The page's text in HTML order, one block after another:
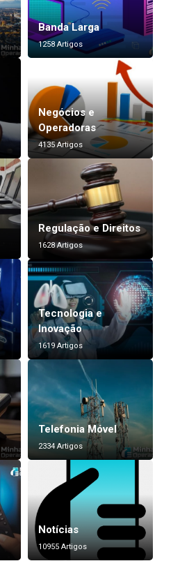
Banda Larga
1258 Artigos
Negócios e
Operadoras
4135 Artigos
Regulação e Direitos
1628 Artigos
Tecnologia e
Inovação
1619 Artigos
Telefonia Móvel
2334 Artigos
Notícias
10955 Artigos